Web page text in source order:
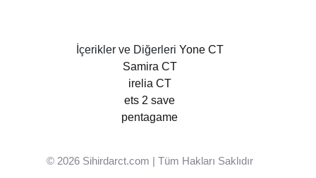
İçerikler ve Diğerleri Yone CT
Samira CT
irelia CT
ets 2 save
pentagame
© 2026 Sihirdarct.com | Tüm Hakları Saklıdır